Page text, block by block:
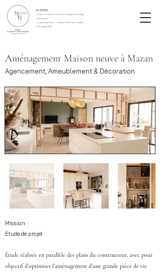
NL DESIGN
Architecte d’intérieur à Pernes-les-Fontaines | NL Design
06 88 64 93 98
+ 15 ans d’expérience - Architecte d'intérieur Vaucluse
leclercqnatacha.fr
Aménagement Maison neuve à Mazan
Agencement, Ameublement & Décoration
Mission :
Etude de projet
Étude réalisée en parallèle des plans du constructeur, avec pour
objectif d’optimiser l’aménagement d’une grande pièce de vie